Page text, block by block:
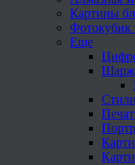
Картины
Фотокубик
Еще
Шарж